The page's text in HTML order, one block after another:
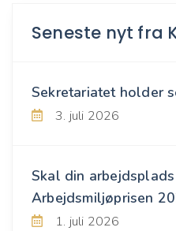
Seneste nyt fra
Sekretariatet holder
3. juli 2026
Skal din
Arbejdsmiljøprisen
1. juli 2026